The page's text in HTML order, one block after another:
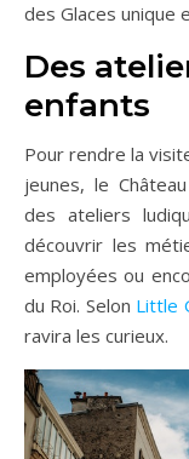
des Glaces unique
Des
enfants
Pour rendre la
jeunes, le
des ateliers
découvrir les
employées ou
du Roi. Selon Little
ravira les curieux.